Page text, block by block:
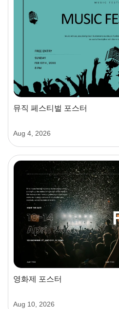
뮤직 페스티벌 포스터
Aug 4, 2026
영화제 포스터
Aug 10, 2026